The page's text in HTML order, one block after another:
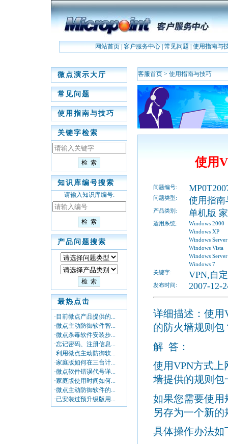
网站首页| 客户服务中心| 常见问题 使用指南与
微点演示大厅
常见问题
使用指南与技巧
关键字检索
知识库编号搜索
请输入知识库编号:
产品问题搜索
最热点击
·目前微点产品提供的...
·微点主动防御软件智...
·微点杀毒软件安装步...
·忘记密码、注册信息...
·利用微点主动防御软...
·家庭版如何在三台计...
·微点软件错误代号详...
·家庭版使用时间如何...
·微点主动防御软件的...
·已安装过预升级版用...
客服首页 > 使用指南与技巧
使用
问题编号:
问题类型: 使用指南
产品类别: 单机版
适用系统:
Windows 2000
Windows XP
Windows
Windows Vista
Windows
Windows 7
关键字:
VPN,自
发布时间: 2007-12-
详细描述：使用
的防火墙规则包
解 答：
使用VPN方式上
墙提供的规则包
如果您需要使用
另存为一个新
具体操作办法如